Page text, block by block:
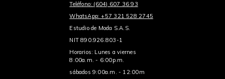
Teléfono: (604) 607 36 93
WhatsApp: +57 321 528 2745
Estudio de Moda S.A.S.
NIT 890.926.803-1
Horarios: Lunes a viernes
8:00a.m. - 6:00p.m.
sábados 9:00a.m. - 12:00m